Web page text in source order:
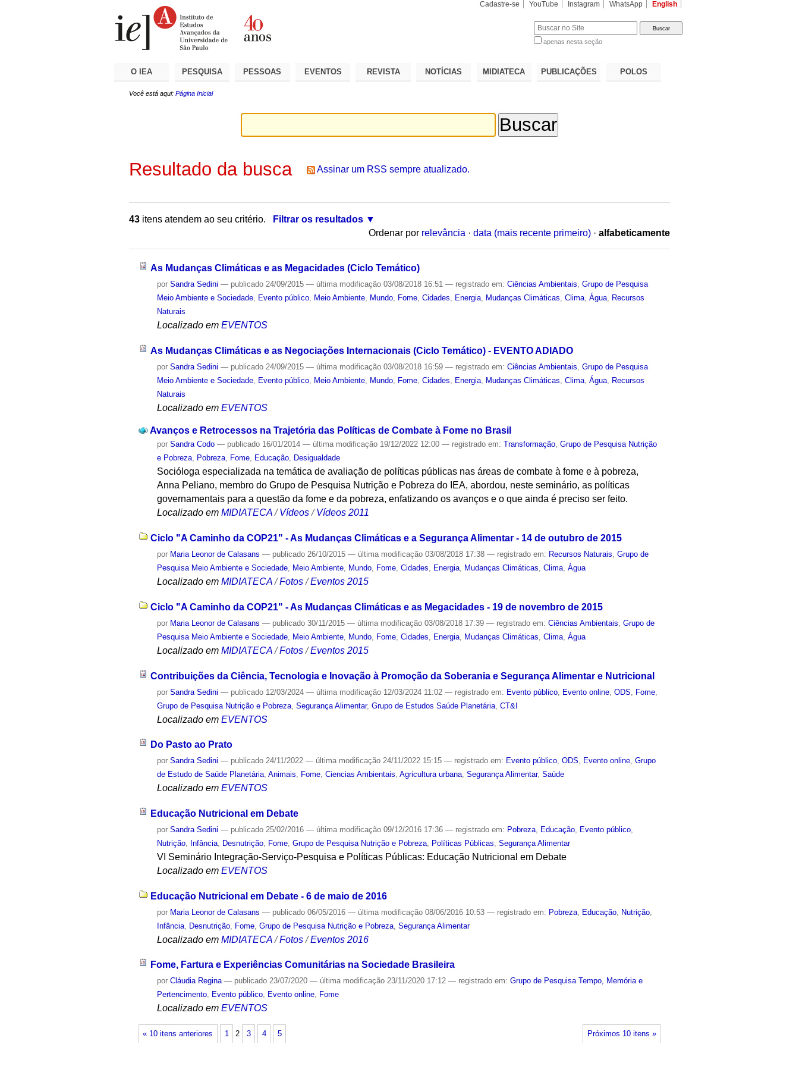
Cadastre-se YouTube Instagram WhatsApp English
apenas nesta seção
O IEA PESQUISA PESSOAS EVENTOS REVISTA NOTÍCIAS MIDIATECA PUBLICAÇÕES POLOS
Você está aqui: Página Inicial
Resultado da busca Assinar um RSS sempre atualizado.
43 itens atendem ao seu critério.
Filtrar os resultados
Ordenar por relevância · data (mais recente primeiro) · alfabeticamente
As Mudanças Climáticas e as Megacidades (Ciclo Temático)
porSandra Sedini — publicado 24/09/2015— última modificação 03/08/2018 16:51— registrado em:Ciências Ambientais ,Grupo de Pesquisa
Meio Ambiente e Sociedade
Evento público Meio Ambiente Mundo Fome ,Cidades Energia Mudanças Climáticas ,Clima ,Água
Recursos
Naturais
Localizado em EVENTOS
As Mudanças Climáticas e as Negociações Internacionais (Ciclo Temático) - EVENTO ADIADO
porSandra Sedini — publicado 24/09/2015— última modificação 03/08/2018 16:59— registrado em:Ciências Ambientais ,Grupo de Pesquisa
Meio Ambiente e Sociedade Evento público Meio Ambiente Mundo Fome ,Cidades Energia Mudanças Climáticas ,Clima ,Água Recursos
Naturais
Localizado em EVENTOS
Avanços e Retrocessos na Trajetória das Políticas de Combate à Fome no Brasil
porSandra Codo — publicado 16/01/2014— última modificação 19/12/2022 12:00— registrado em:Transformação,Grupo de Pesquisa Nutrição
e Pobreza, Pobreza, Fome, Educação, Desigualdade
Socióloga especializada na temática de avaliação de políticas públicas nas áreas de combate à fome e à pobreza,
Anna Peliano, membro do Grupo de Pesquisa Nutrição e Pobreza do IEA, abordou, neste seminário, as políticas
governamentais para a questão da fome e da pobreza, enfatizando os avanços e o que ainda é preciso ser feito.
Localizado em MIDIATECA /Vídeos /Vídeos 2011
Ciclo "A Caminho da COP21" - As Mudanças Climáticas e a Segurança Alimentar - 14 de outubro de 2015
por Maria Leonor de Calasans — publicado 26/10/2015— última modificação 03/08/2018 17:38— registrado em: Recursos Naturais,Grupo de
Pesquisa Meio Ambiente e Sociedade, Meio Ambiente, Mundo, Fome,Cidades, Energia, Mudanças Climáticas,Clima,Água
Localizado em MIDIATECA /Fotos /Eventos 2015
Ciclo "A Caminho da COP21" - As Mudanças Climáticas e as Megacidades - 19 de novembro de 2015
por Maria Leonor de Calasans — publicado 30/11/2015— última modificação 03/08/2018 17:39— registrado em:Ciências Ambientais ,Grupo de
Pesquisa Meio Ambiente e Sociedade
Meio Ambiente Mundo Fome ,Cidades Energia Mudanças Climáticas ,Clima ,Água
Localizado em MIDIATECA /Fotos /Eventos 2015
Contribuições da Ciência, Tecnologia e Inovação à Promoção da Soberania e Segurança Alimentar e Nutricional
porSandra Sedini — publicado 12/03/2024— última modificação 12/03/2024 11:02— registrado em: Evento público Evento online ,ODS Fome
Grupo de Pesquisa Nutrição e Pobreza ,Segurança Alimentar,Grupo de Estudos Saúde Planetária ,CT&I
Localizado em EVENTOS
Do Pasto ao Prato
porSandra Sedini — publicado 24/11/2022— última modificação 24/11/2022 15:15— registrado em: Evento público,ODS, Evento online,Grupo
de Estudo de Saúde Planetária,Animais, Fome,Ciencias Ambientais,Agricultura urbana,Segurança Alimentar,Saúde
Localizado em EVENTOS
Educação Nutricional em Debate
porSandra Sedini — publicado 25/02/2016— última modificação 09/12/2016 17:36— registrado em: Pobreza Educação Evento público
Nutrição
Infância Desnutrição Fome ,Grupo de Pesquisa Nutrição e Pobreza Políticas Públicas ,Segurança Alimentar
VI Seminário Integração-Serviço-Pesquisa e Políticas Públicas: Educação Nutricional em Debate
Localizado em EVENTOS
Educação Nutricional em Debate - 6 de maio de 2016
por Maria Leonor de Calasans — publicado 06/05/2016— última modificação 08/06/2016 10:53— registrado em: Pobreza Educação Nutrição
Infância Desnutrição Fome ,Grupo de Pesquisa Nutrição e Pobreza ,Segurança Alimentar
Localizado em MIDIATECA /Fotos /Eventos 2016
Fome, Fartura e Experiências Comunitárias na Sociedade Brasileira
porCláudia Regina — publicado 23/07/2020— última modificação 23/11/2020 17:12— registrado em:Grupo de Pesquisa Tempo, Memória e
Pertencimento, Evento público, Evento online, Fome
Localizado em EVENTOS
« 10 itens anteriores Próximos 10 itens »
1 2 3 4 5